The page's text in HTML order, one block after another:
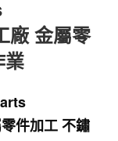
廠 金屬零
業
件加工 不鏽